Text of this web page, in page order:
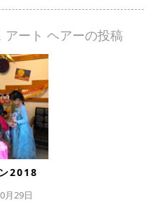
ート ヘアーの投稿
2018
月29日